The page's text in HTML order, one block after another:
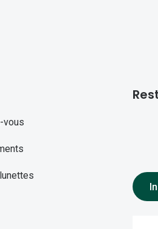
vous